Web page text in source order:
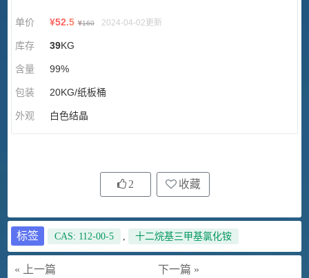
单价 ¥52.5 ¥160 2024-04-02更新
库存 39KG
含量 99%
包装 20KG/纸板桶
外观 白色结晶
2 收藏
标签 CAS: 112-00-5 , 十二烷基三甲基氯化铵
« 上一篇
下一篇 »